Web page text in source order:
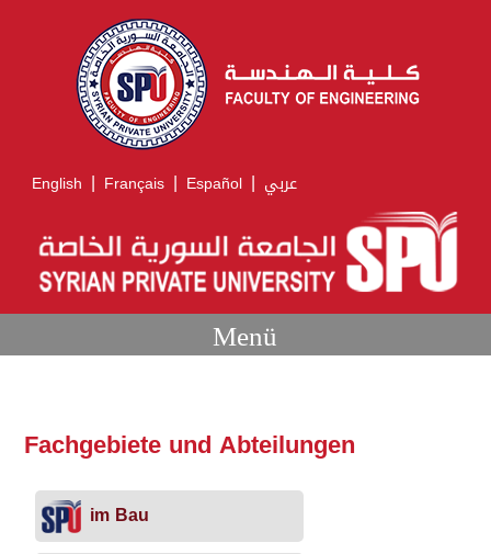
English | Français | Español | عربي
Menü
Fachgebiete und Abteilungen
im Bau